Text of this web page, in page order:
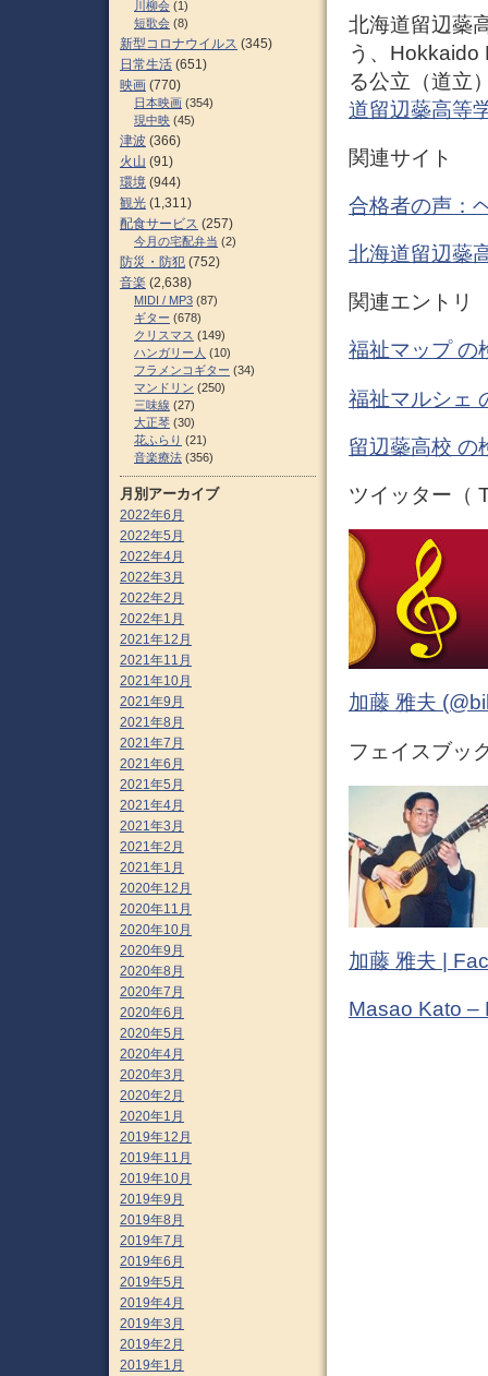
北海道留辺蘂
う、Hokkaido
る公立（道立
道留辺蘂高等
関連サイト
合格者の声：
北海道留辺蘂
関連エント
福祉マップ の
福祉マルシェ
留辺蘂高校 の
ツイッター（
加藤 雅夫
フェイスブッ
加藤 雅夫 |
Masao Kato –
川柳会 (1)
短歌会 (8)
新型コロナウイルス (345)
日常生活 (651)
映画 (770)
日本映画 (354)
現中映 (45)
津波 (366)
火山 (91)
環境 (944)
観光 (1,311)
配食サービス (257)
今月の宅配弁当 (2)
防災・防犯 (752)
音楽 (2,638)
MIDI / MP3 (87)
ギター (678)
クリスマス (149)
ハンガリー人 (10)
フラメンコギター (34)
マンドリン (250)
三味線 (27)
大正琴 (30)
花ふらり (21)
音楽療法 (356)
月別アーカイブ
2022年6月
2022年5月
2022年4月
2022年3月
2022年2月
2022年1月
2021年12月
2021年11月
2021年10月
2021年9月
2021年8月
2021年7月
2021年6月
2021年5月
2021年4月
2021年3月
2021年2月
2021年1月
2020年12月
2020年11月
2020年10月
2020年9月
2020年8月
2020年7月
2020年6月
2020年5月
2020年4月
2020年3月
2020年2月
2020年1月
2019年12月
2019年11月
2019年10月
2019年9月
2019年8月
2019年7月
2019年6月
2019年5月
2019年4月
2019年3月
2019年2月
2019年1月